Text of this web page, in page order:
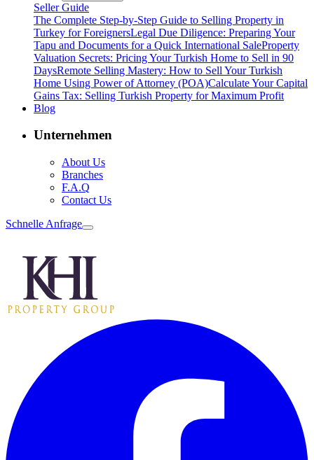
Seller Guide
The Complete Step-by-Step Guide to Selling Property in
Turkey for ForeignersLegal Due Diligence: Preparing Your
Tapu and Documents for a Quick International SaleProperty
Valuation Secrets: Pricing Your Turkish Home to Sell in 90
DaysRemote Selling Mastery: How to Sell Your Turkish
Home Using Power of Attorney (POA)Calculate Your Capital
Gains Tax: Selling Turkish Property for Maximum Profit
Blog
Unternehmen
About Us
Branches
F.A.Q
Contact Us
Schnelle Anfrage